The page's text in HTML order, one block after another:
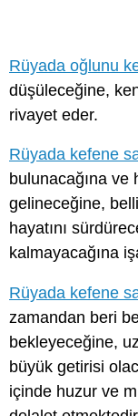
Rüyada oğlunu
düşüleceğine,
rivayet eder.
Rüyada kefene
bulunacağına
gelineceğine,
hayatını
kalmayacağına
Rüyada kefene
zamandan beri
bekleyeceğine,
büyük getirisi
içinde huzur ve